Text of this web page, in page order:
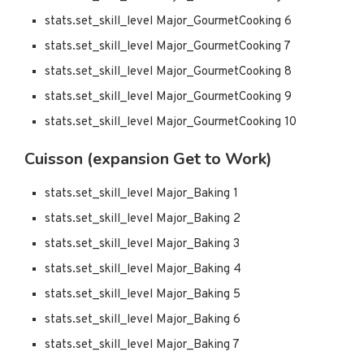
stats.set_skill_level Major_GourmetCooking 6
stats.set_skill_level Major_GourmetCooking 7
stats.set_skill_level Major_GourmetCooking 8
stats.set_skill_level Major_GourmetCooking 9
stats.set_skill_level Major_GourmetCooking 10
Cuisson (expansion Get to Work)
stats.set_skill_level Major_Baking 1
stats.set_skill_level Major_Baking 2
stats.set_skill_level Major_Baking 3
stats.set_skill_level Major_Baking 4
stats.set_skill_level Major_Baking 5
stats.set_skill_level Major_Baking 6
stats.set_skill_level Major_Baking 7